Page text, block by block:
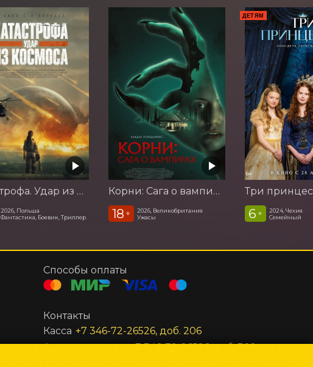
Катастрофа. Удар из космоса
2026, Польша
Фантастика, Боевик, Триллер
Корни: Сага о вампирах
18 +
2026, Великобритания
Ужасы
ДЕТЯМ
Три
6 +
2024, Чехия
Семейный
Способы оплаты
Контакты
Касса +7 346-72-26526, доб. 206
Администратор +7 346-72-26526, доб. 302